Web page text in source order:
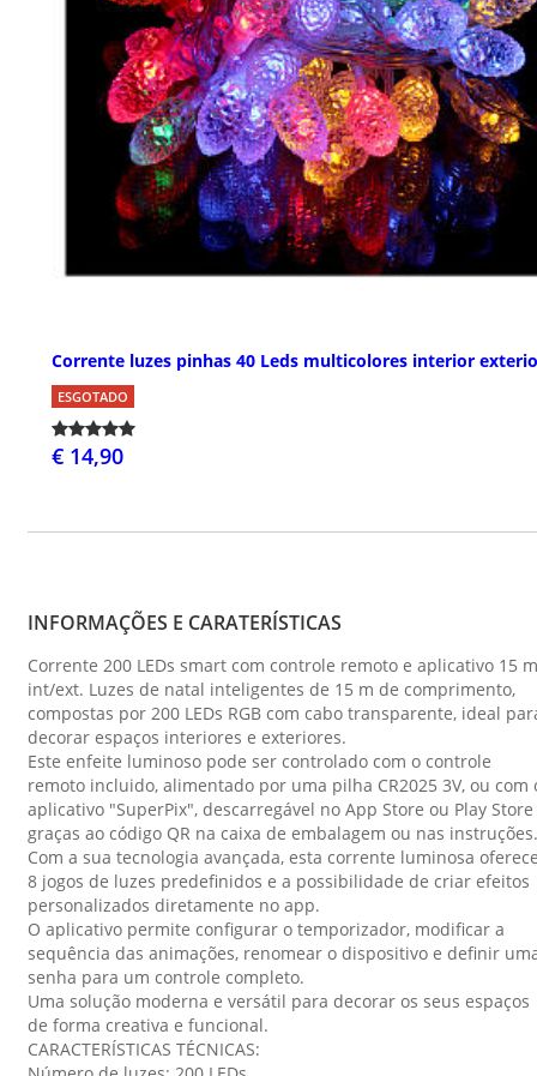
Corrente luzes pinhas 40 Leds multicolores interior
ESGOTADO
€ 14,90
INFORMAÇÕES E CARATERÍSTICAS
Corrente 200 LEDs smart com controle remoto e aplicativo 15 m
int/ext. Luzes de natal inteligentes de 15 m de comprimento,
compostas por 200 LEDs RGB com cabo transparente, ideal
decorar espaços interiores e exteriores.
Este enfeite luminoso pode ser controlado com o controle
remoto incluido, alimentado por uma pilha CR2025 3V, ou com
aplicativo "SuperPix", descarregável no App Store ou Play Store
graças ao código QR na caixa de embalagem ou nas instruções.
Com a sua tecnologia avançada, esta corrente luminosa
8 jogos de luzes predefinidos e a possibilidade de criar efeitos
personalizados diretamente no app.
O aplicativo permite configurar o temporizador, modificar a
sequência das animações, renomear o dispositivo e definir
senha para um controle completo.
Uma solução moderna e versátil para decorar os seus espaços
de forma creativa e funcional.
CARACTERÍSTICAS TÉCNICAS: